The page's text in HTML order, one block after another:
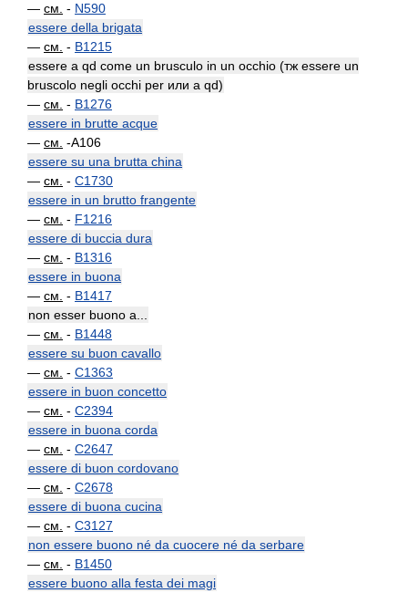
— см. - N590
essere della brigata
— см. - B1215
essere a qd come un brusculo in un occhio (тж essere un
bruscolo negli occhi per или a qd)
— см. - B1276
essere in brutte acque
— см. -A106
essere su una brutta china
— см. - C1730
essere in un brutto frangente
— см. - F1216
essere di buccia dura
— см. - B1316
essere in buona
— см. - B1417
non esser buono a...
— см. - B1448
essere su buon cavallo
— см. - C1363
essere in buon concetto
— см. - C2394
essere in buona corda
— см. - C2647
essere di buon cordovano
— см. - C2678
essere di buona cucina
— см. - C3127
non essere buono né da cuocere né da serbare
— см. - B1450
essere buono alla festa dei magi